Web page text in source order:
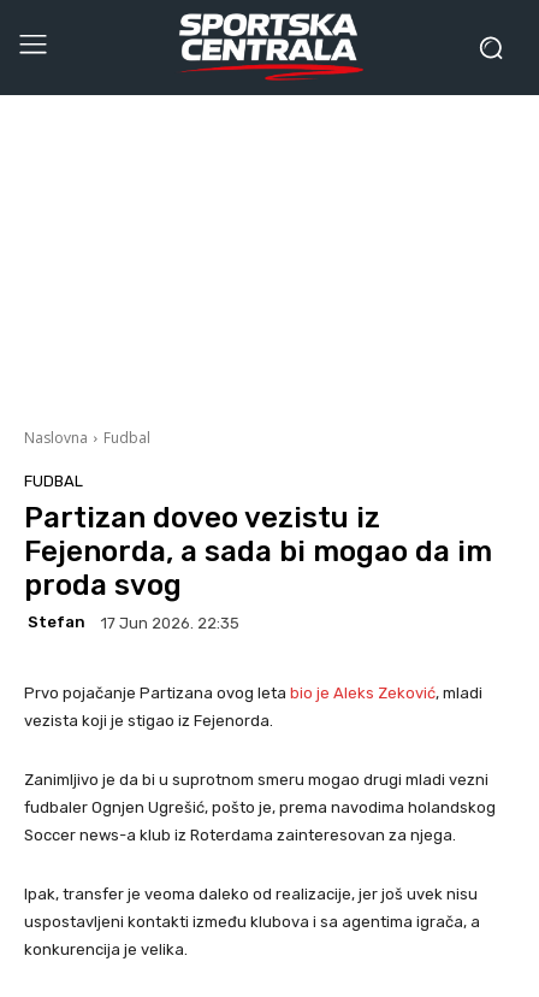
Naslovna Fudbal
FUDBAL
Partizan doveo vezistu iz
Fejenorda, a sada bi mogao da im
proda svog
Stefan 17 Jun 2026. 22:35
Prvo pojačanje Partizana ovog leta bio je Aleks Zeković, mladi
vezista koji je stigao iz Fejenorda.
Zanimljivo je da bi u suprotnom smeru mogao drugi mladi vezni
fudbaler Ognjen Ugrešić, pošto je, prema navodima holandskog
Soccer news-a klub iz Roterdama zainteresovan za njega.
Ipak, transfer je veoma daleko od realizacije, jer još uvek nisu
uspostavljeni kontakti između klubova i sa agentima igrača, a
konkurencija je velika.